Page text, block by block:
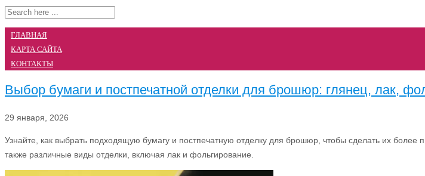
ГЛАВНАЯ
КАРТА САЙТА
КОНТАКТЫ
Выбор бумаги и постпечатной отделки для брошюр: глянец, лак,
29 января, 2026
Узнайте, как выбрать подходящую бумагу и постпечатную отделку для брошюр, чтобы сделать их
также различные виды отделки, включая лак и фольгирование.